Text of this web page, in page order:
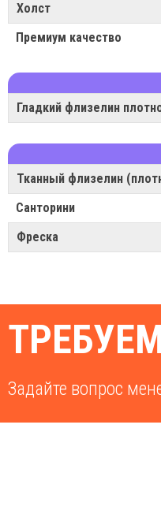
Холст
Премиум качество
Гладкий флизелин
Тканный флизелин
Санторини
Фреска
Задайте вопрос